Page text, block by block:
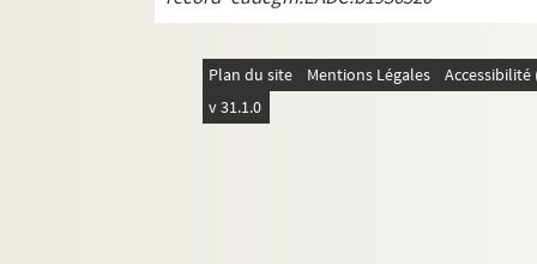
Plan du site Mentions Légales
v 31.1.0